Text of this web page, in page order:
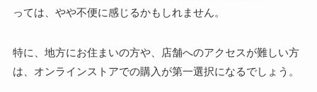
っては、やや不便に感じるかもしれません。
特に、地方にお住まいの方や、店舗へのアクセスが難しい方
は、オンラインストアでの購入が第一選択になるでしょう。